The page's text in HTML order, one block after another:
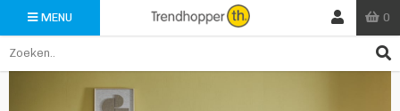
MENU 0